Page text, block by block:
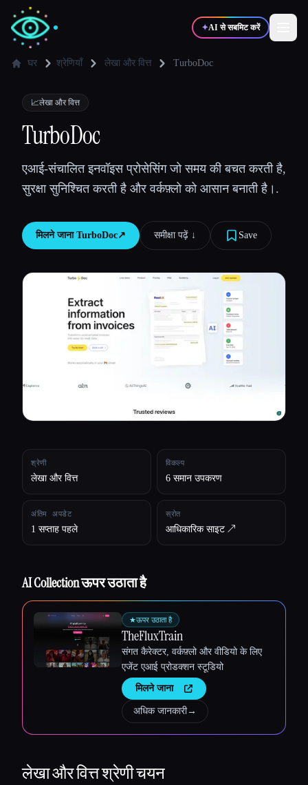
✦AI से सबमिट करें
✍️लेखक
💻
🎓विद्यार्थी 🎬 क्रिएटर्स
टूल्स की तुलना करें
सभी श्रेणियाँ
Esc
घर श्रेणियाँ लेखा और वित्त TurboDoc
📈लेखा और वित्त
TurboDoc
एआई-संचालित इनवॉइस प्रोसेसिंग जो समय की बचत करती है,
सुरक्षा सुनिश्चित करती है और वर्कफ़्लो को आसान बनाती है।.
मिलने जाना TurboDoc↗︎ समीक्षा पढ़ें ↓︎ Save
श्रेणी
लेखा और वित्त
विकल्प
6 समान उपकरण
अंतिम अपडेट
1 सप्ताह पहले
स्रोत
आधिकारिक साइट ↗︎
AI Collection ऊपर उठाता है
★ऊपर उठाता है
TheFluxTrain
संगत कैरेक्टर, वर्कफ़्लो और वीडियो के लिए
एजेंट एआई प्रोडक्शन स्टूडियो
मिलने जाना
अधिक जानकारी→
लेखा और वित्तश्रेणी चयन